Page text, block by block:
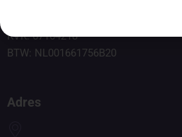
KVK: 67164218
BTW: NL001661756B20
Adres